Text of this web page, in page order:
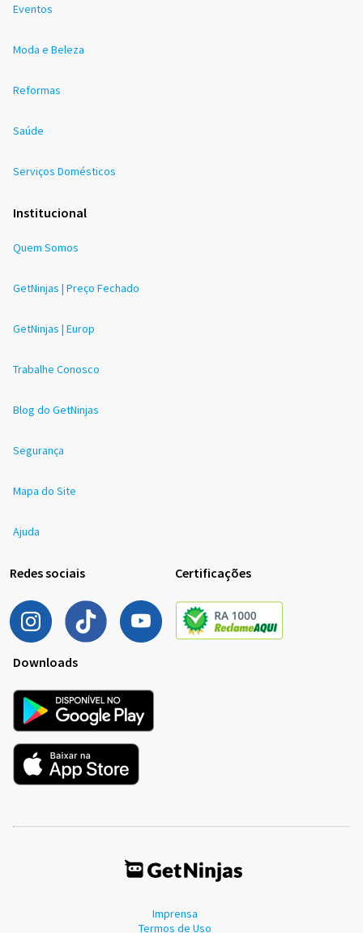
Eventos
Moda e Beleza
Reformas
Saúde
Serviços Domésticos
Institucional
Quem Somos
GetNinjas | Preço Fechado
GetNinjas | Europ
Trabalhe Conosco
Blog do GetNinjas
Segurança
Mapa do Site
Ajuda
Redes sociais Certificações
Downloads
Imprensa
Termos de Uso